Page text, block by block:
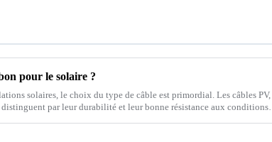
pour le solaire ?
solaires, le choix du type de câble est primordial. Les câbles PV,
distinguent par leur durabilité et leur bonne résistance aux conditions